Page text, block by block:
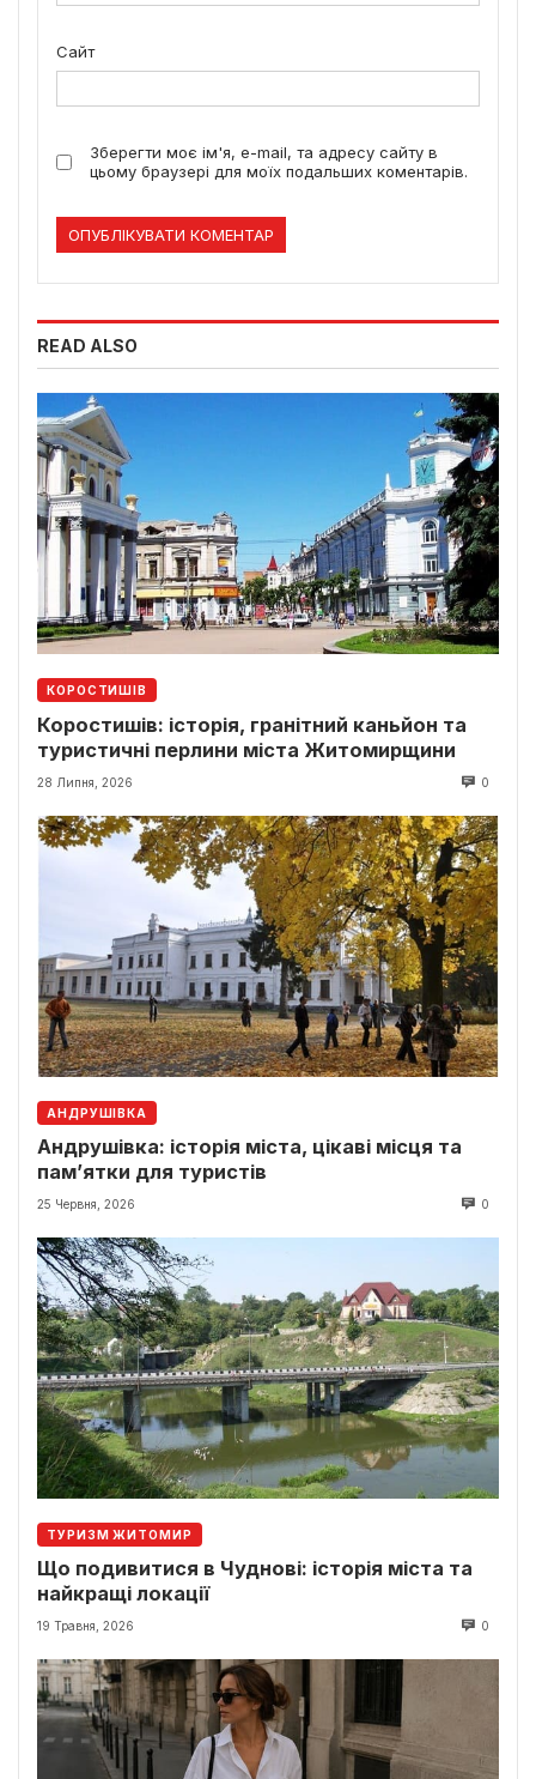
Сайт
Зберегти моє ім'я, e-mail, та адресу сайту в
цьому браузері для моїх подальших коментарів.
READ ALSO
КОРОСТИШІВ
Коростишів: історія, гранітний каньйон та
туристичні перлини міста Житомирщини
28 Липня, 2026 0
АНДРУШІВКА
Андрушівка: історія міста, цікаві місця та
пам’ятки для туристів
25 Червня, 2026 0
ТУРИЗМ ЖИТОМИР
Що подивитися в Чуднові: історія міста та
найкращі локації
19 Травня, 2026 0